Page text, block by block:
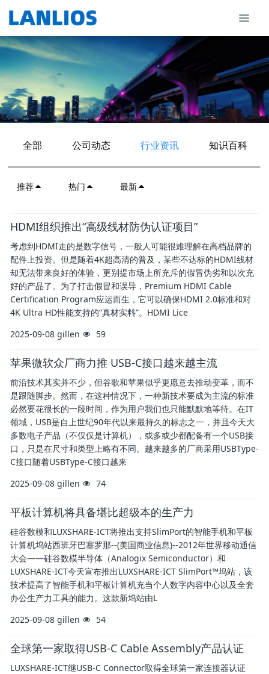
全部 公司动态 行业资讯 知识百科
推荐 热门 最新
HDMI组织推出“高级线材防伪认证项目”
考虑到HDMI走的是数字信号，一般人可能很难理解在高档品牌的
配件上投资。但是随着4K超高清的普及，某些不达标的HDMI线材
却无法带来良好的体验，更别提市场上所充斥的假冒伪劣和以次充
好的产品了。为了打击假冒和误导，Premium HDMI Cable
Certification Program应运而生，它可以确保HDMI 2.0标准和对
4K Ultra HD性能支持的“真材实料”。HDMI Lice
2025-09-08 gillen 59
苹果微软众厂商力推 USB-C接口越来越主流
前沿技术其实并不少，但谷歌和苹果似乎更愿意去推动变革，而不
是跟随脚步。然而，在这种情况下，一种新技术要成为主流的标准
必然要花很长的一段时间，作为用户我们也只能默默地等待。在IT
领域，USB是自上世纪90年代以来最持久的标志之一，并且今天大
多数电子产品（不仅仅是计算机），或多或少都配备有一个USB接
口，只是在尺寸和类型上略有不同。越来越多的厂商采用USBType-
C接口随着USBType-C接口越来
2025-09-08 gillen 74
平板计算机将具备堪比超级本的生产力
硅谷数模和LUXSHARE-ICT将推出支持SlimPort的智能手机和平板
计算机坞站西班牙巴塞罗那--(美国商业信息)--2012年世界移动通信
大会——硅谷数模半导体（Analogix Semiconductor）和
LUXSHARE-ICT今天宣布推出LUXSHARE-ICT SlimPort™坞站，该
技术提高了智能手机和平板计算机充当个人数字内容中心以及全套
办公生产力工具的能力。这款新坞站由L
2025-09-08 gillen 54
全球第一家取得USB-C Cable Assembly产品认证
LUXSHARE-ICT继USB-C Connector取得全球第一家连接器认证